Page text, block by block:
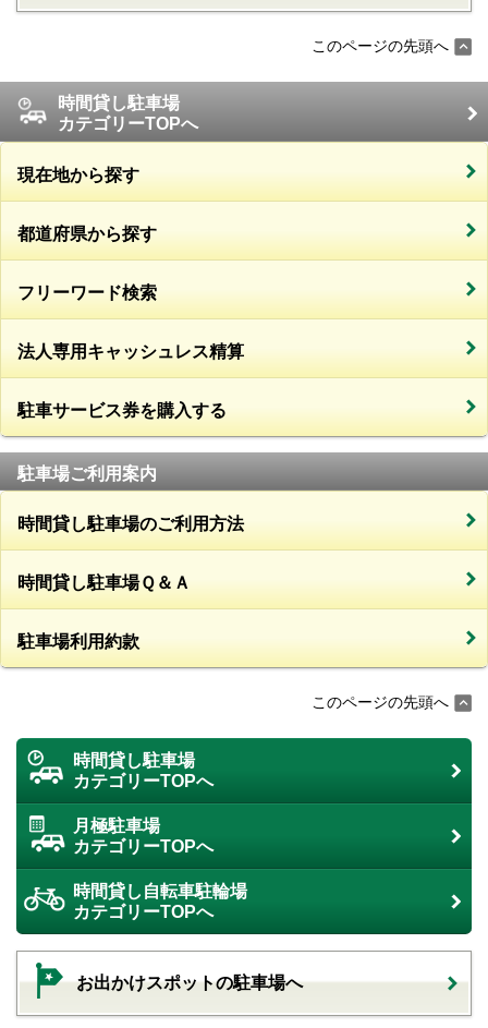
このページの先頭へ
時間貸し駐車場
カテゴリーTOPへ
現在地から探す
都道府県から探す
フリーワード検索
法人専用キャッシュレス精算
駐車サービス券を購入する
駐車場ご利用案内
時間貸し駐車場のご利用方法
時間貸し駐車場Ｑ＆Ａ
駐車場利用約款
このページの先頭へ
時間貸し駐車場
カテゴリーTOPへ
月極駐車場
カテゴリーTOPへ
時間貸し自転車駐輪場
カテゴリーTOPへ
お出かけスポットの駐車場へ